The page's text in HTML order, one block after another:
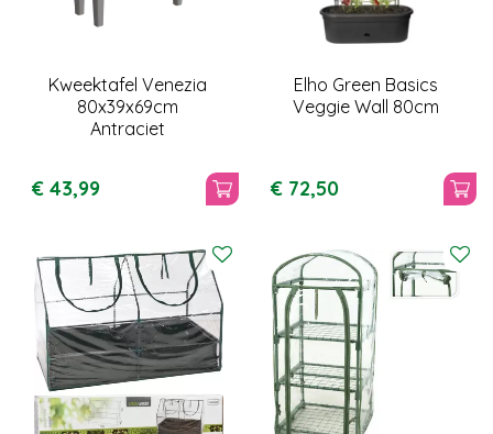
Kweektafel Venezia
80x39x69cm
Antraciet
€ 43,99
Elho Green Basics
Veggie Wall 80cm
€ 72,50